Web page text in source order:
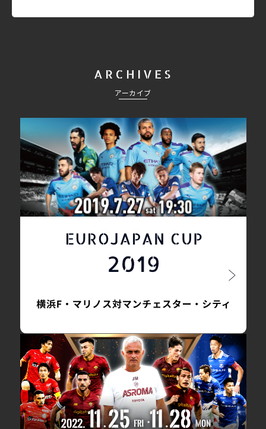
ARCHIVES
アーカイブ